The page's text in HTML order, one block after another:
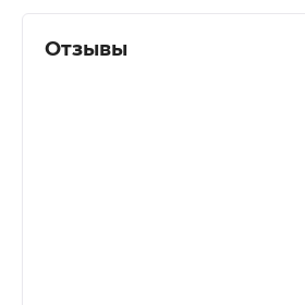
Покрытие Эко-шпон. Данный
Отзывы